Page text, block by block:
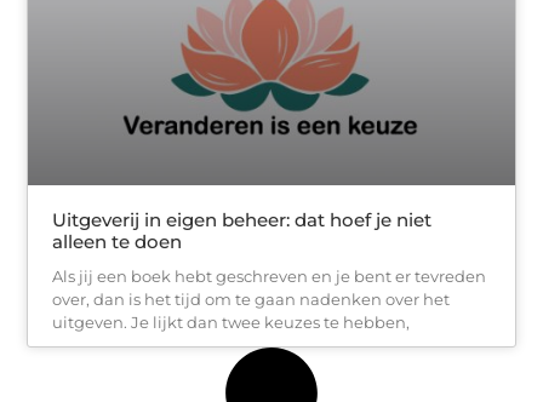
Uitgeverij in eigen beheer: dat hoef je niet
alleen te doen
Als jij een boek hebt geschreven en je bent er tevreden
over, dan is het tijd om te gaan nadenken over het
uitgeven. Je lijkt dan twee keuzes te hebben,